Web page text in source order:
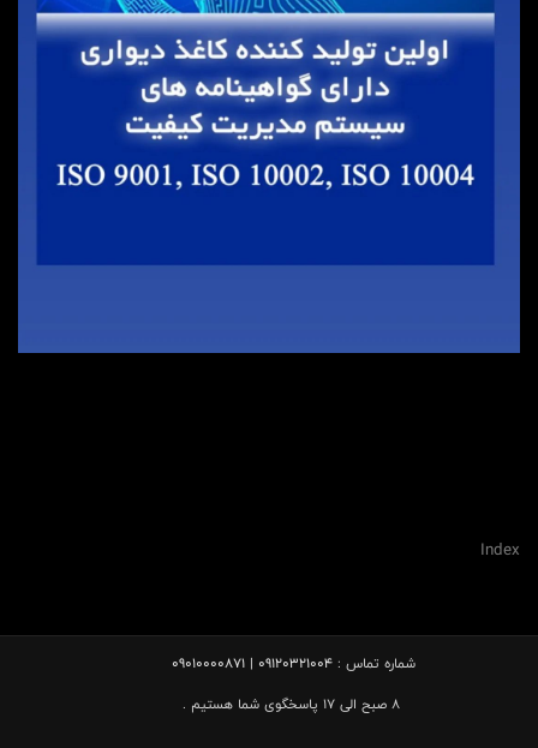
Index
شماره تماس : 09120321004 | 09010000871